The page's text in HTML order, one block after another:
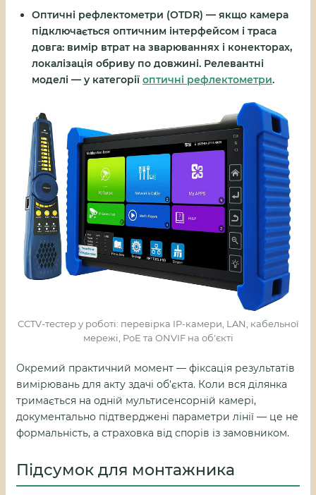
Оптичні рефлектометри (OTDR) — якщо камера
підключається оптичним інтерфейсом і траса
довга: вимір втрат на зварюваннях і конекторах,
локалізація обриву по довжині. Релевантні
моделі — у категорії оптичні рефлектометри.
CCTV-тестер у роботі: перевірка IP-камери, LAN, кабельної
мережі, PoE та ONVIF на об'єкті
Окремий практичний момент — фіксація результатів
вимірювань для акту здачі об'єкта. Коли вся ділянка
тримається на одній мультисенсорній камері,
документально підтверджені параметри лінії — це не
формальність, а страховка від спорів із замовником.
Підсумок для монтажника